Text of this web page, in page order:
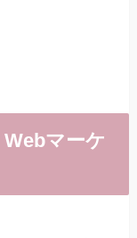
マーケ